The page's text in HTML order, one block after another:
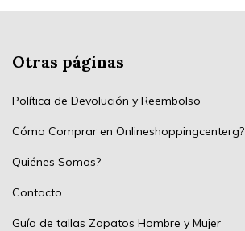
Otras páginas
Política de Devolución y Reembolso
Cómo Comprar en Onlineshoppingcenterg?
Quiénes Somos?
Contacto
Guía de tallas Zapatos Hombre y Mujer